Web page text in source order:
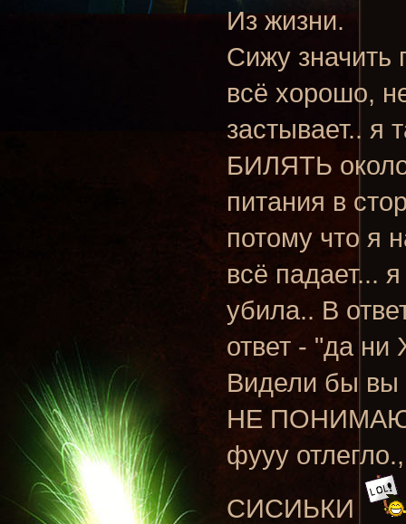
Из жизни.
Сижу значить
всё хорошо,
застывает.. я
БИЛЯТЬ около
питания в
потому что я
всё падает...
убила.. В
ответ - "да ни
Видели бы вы
НЕ
фууу
СИСИЬКИ